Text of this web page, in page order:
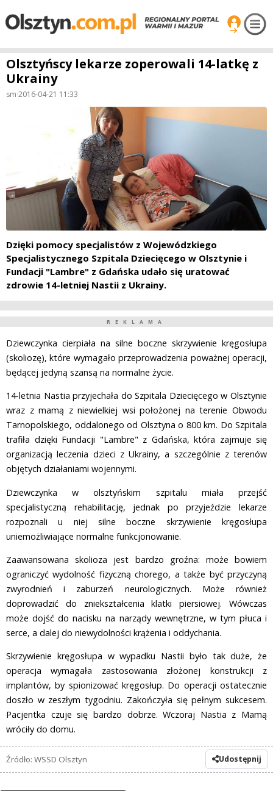
Olsztyńscy lekarze zoperowali 14-latkę z
Ukrainy
sm·2016-04-21 11:33
Dzięki pomocy specjalistów z Wojewódzkiego
Specjalistycznego Szpitala Dziecięcego w Olsztynie i
Fundacji "Lambre" z Gdańska udało się uratować
zdrowie 14-letniej Nastii z Ukrainy.
REKLAMA
Dziewczynka cierpiała na silne boczne skrzywienie kręgosłupa
(skoliozę), które wymagało przeprowadzenia poważnej operacji,
będącej jedyną szansą na normalne życie.
14-letnia Nastia przyjechała do Szpitala Dziecięcego w Olsztynie
wraz z mamą z niewielkiej wsi położonej na terenie Obwodu
Tarnopolskiego, oddalonego od Olsztyna o 800 km. Do Szpitala
trafiła dzięki Fundacji "Lambre" z Gdańska, która zajmuje się
organizacją leczenia dzieci z Ukrainy, a szczególnie z terenów
objętych działaniami wojennymi.
Dziewczynka w olsztyńskim szpitalu miała przejść
specjalistyczną rehabilitację, jednak po przyjeździe lekarze
rozpoznali u niej silne boczne skrzywienie kręgosłupa
uniemożliwiające normalne funkcjonowanie.
Zaawansowana skolioza jest bardzo groźna: może bowiem
ograniczyć wydolność fizyczną chorego, a także być przyczyną
zwyrodnień i zaburzeń neurologicznych. Może również
doprowadzić do zniekształcenia klatki piersiowej. Wówczas
może dojść do nacisku na narządy wewnętrzne, w tym płuca i
serce, a dalej do niewydolności krążenia i oddychania.
Skrzywienie kręgosłupa w wypadku Nastii było tak duże, że
operacja wymagała zastosowania złożonej konstrukcji z
implantów, by spionizować kręgosłup. Do operacji ostatecznie
doszło w zeszłym tygodniu. Zakończyła się pełnym sukcesem.
Pacjentka czuje się bardzo dobrze. Wczoraj Nastia z Mamą
wróciły do domu.
Źródło: WSSD Olsztyn Udostępnij